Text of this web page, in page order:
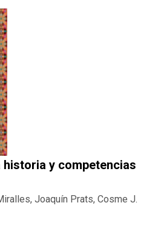
historia y competencias
Joaquín Prats, Cosme J.